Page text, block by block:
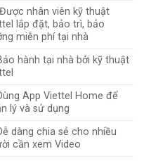
Được nhân viên kỹ thuật
lắp đặt, bảo trì, bảo
miễn phí tại nhà
hành tại nhà bởi kỹ thuật
App Viettel Home để
lý và sử dụng
dàng chia sẻ cho nhiều
cần xem Video